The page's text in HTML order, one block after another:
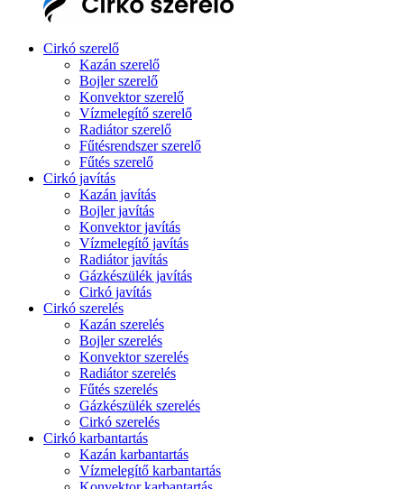
Cirkó szerelő
Kazán szerelő
Bojler szerelő
Konvektor szerelő
Vízmelegítő szerelő
Radiátor szerelő
Fűtésrendszer szerelő
Fűtés szerelő
Cirkó javítás
Kazán javítás
Bojler javítás
Konvektor javítás
Vízmelegítő javítás
Radiátor javítás
Gázkészülék javítás
Cirkó javítás
Cirkó szerelés
Kazán szerelés
Bojler szerelés
Konvektor szerelés
Radiátor szerelés
Fűtés szerelés
Gázkészülék szerelés
Cirkó szerelés
Cirkó karbantartás
Kazán karbantartás
Vízmelegítő karbantartás